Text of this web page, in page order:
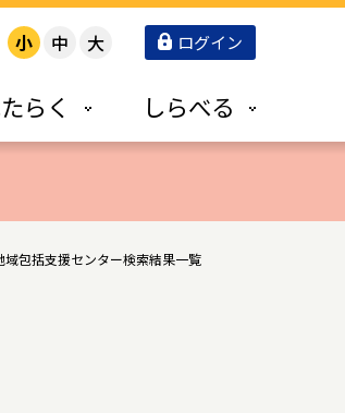
小 中 大 ログイン
らく しらべる
域包括支援センター検索結果一覧